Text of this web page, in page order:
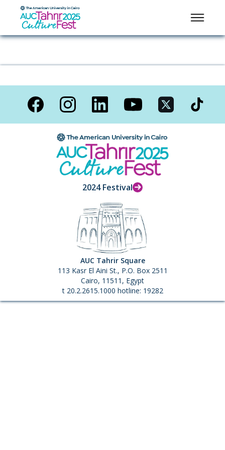
2024 Festival
AUC Tahrir Square
113 Kasr El Aini St., P.O. Box 2511
Cairo, 11511, Egypt
t 20.2.2615.1000 hotline: 19282